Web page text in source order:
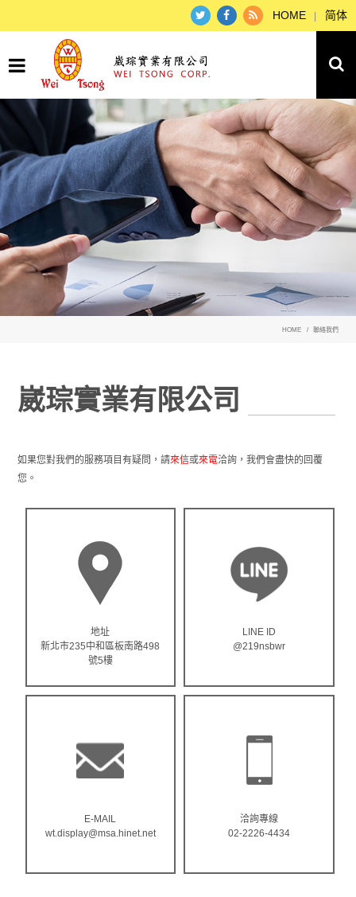
HOME 简体
HOME 聯絡我們
崴琮實業有限公司
如果您對我們的服務項目有疑問，請來信或來電洽詢，我們會盡快的回覆
您。
LINE ID
@219nsbwr
地址
新北市235中和區板南路498
號5樓
洽詢專線
02-2226-4434
E-MAIL
wt.display@msa.hinet.net